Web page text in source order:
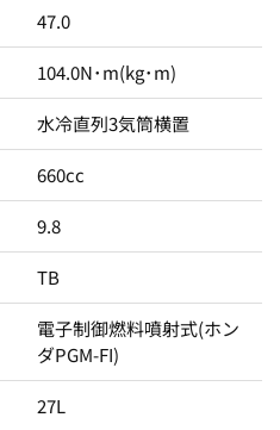
47.0
104.0N･m(kg･m)
水冷直列3気筒横置
660cc
9.8
TB
電子制御燃料噴射式(ホン
ダPGM-FI)
27L